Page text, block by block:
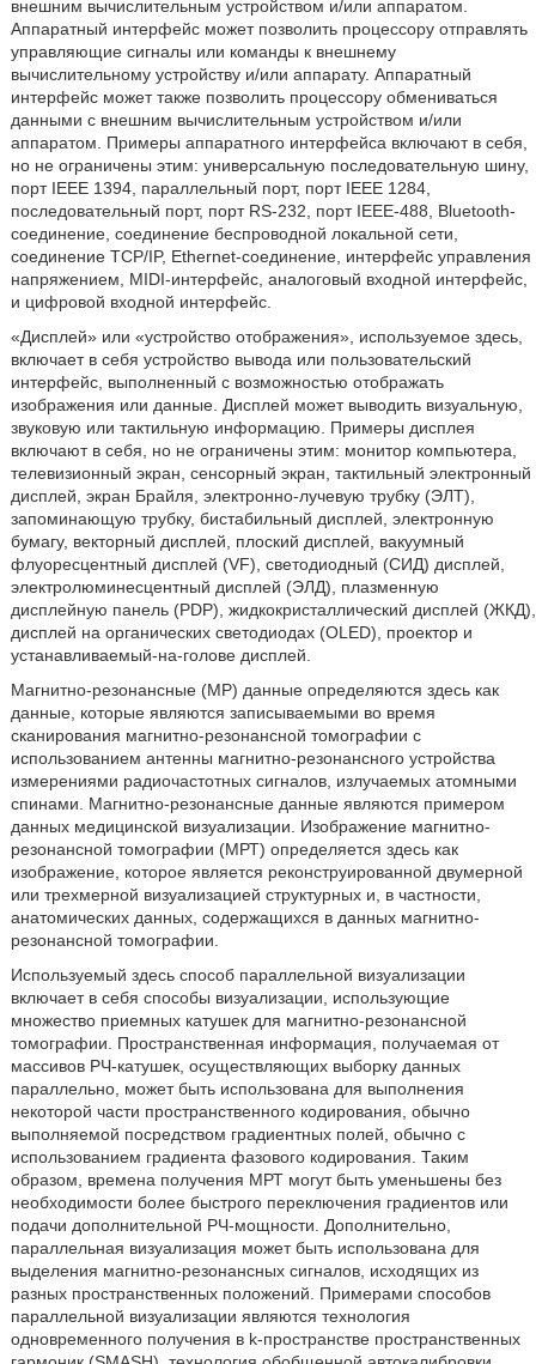
внешним вычислительным устройством и/или аппаратом.
Аппаратный интерфейс может позволить процессору отправлять
управляющие сигналы или команды к внешнему
вычислительному устройству и/или аппарату. Аппаратный
интерфейс может также позволить процессору обмениваться
данными с внешним вычислительным устройством и/или
аппаратом. Примеры аппаратного интерфейса включают в себя,
но не ограничены этим: универсальную последовательную шину,
порт IEEE 1394, параллельный порт, порт IEEE 1284,
последовательный порт, порт RS-232, порт IEEE-488, Bluetooth-
соединение, соединение беспроводной локальной сети,
соединение TCP/IP, Ethernet-соединение, интерфейс управления
напряжением, MIDI-интерфейс, аналоговый входной интерфейс,
и цифровой входной интерфейс.
«Дисплей» или «устройство отображения», используемое здесь,
включает в себя устройство вывода или пользовательский
интерфейс, выполненный с возможностью отображать
изображения или данные. Дисплей может выводить визуальную,
звуковую или тактильную информацию. Примеры дисплея
включают в себя, но не ограничены этим: монитор компьютера,
телевизионный экран, сенсорный экран, тактильный электронный
дисплей, экран Брайля, электронно-лучевую трубку (ЭЛТ),
запоминающую трубку, бистабильный дисплей, электронную
бумагу, векторный дисплей, плоский дисплей, вакуумный
флуоресцентный дисплей (VF), светодиодный (СИД) дисплей,
электролюминесцентный дисплей (ЭЛД), плазменную
дисплейную панель (PDP), жидкокристаллический дисплей (ЖКД),
дисплей на органических светодиодах (OLED), проектор и
устанавливаемый-на-голове дисплей.
Магнитно-резонансные (МР) данные определяются здесь как
данные, которые являются записываемыми во время
сканирования магнитно-резонансной томографии с
использованием антенны магнитно-резонансного устройства
измерениями радиочастотных сигналов, излучаемых атомными
спинами. Магнитно-резонансные данные являются примером
данных медицинской визуализации. Изображение магнитно-
резонансной томографии (МРТ) определяется здесь как
изображение, которое является реконструированной двумерной
или трехмерной визуализацией структурных и, в частности,
анатомических данных, содержащихся в данных магнитно-
резонансной томографии.
Используемый здесь способ параллельной визуализации
включает в себя способы визуализации, использующие
множество приемных катушек для магнитно-резонансной
томографии. Пространственная информация, получаемая от
массивов РЧ-катушек, осуществляющих выборку данных
параллельно, может быть использована для выполнения
некоторой части пространственного кодирования, обычно
выполняемой посредством градиентных полей, обычно с
использованием градиента фазового кодирования. Таким
образом, времена получения МРТ могут быть уменьшены без
необходимости более быстрого переключения градиентов или
подачи дополнительной РЧ-мощности. Дополнительно,
параллельная визуализация может быть использована для
выделения магнитно-резонансных сигналов, исходящих из
разных пространственных положений. Примерами способов
параллельной визуализации являются технология
одновременного получения в k-пространстве пространственных